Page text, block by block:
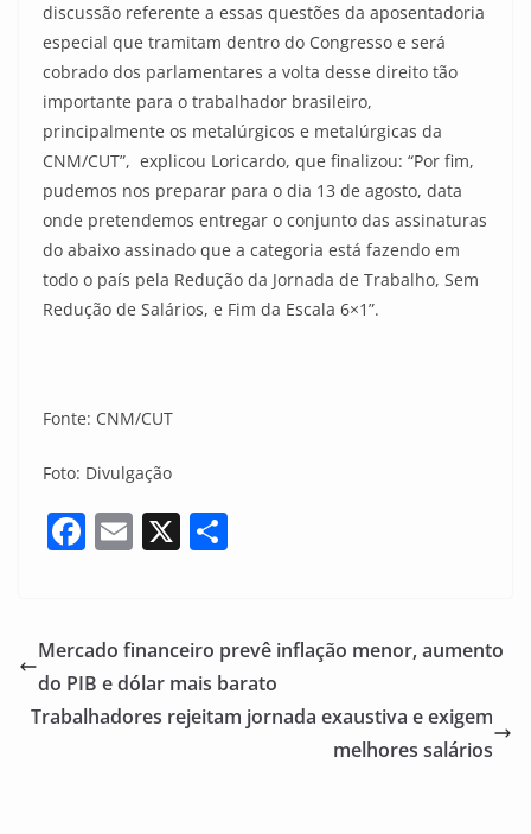
discussão referente a essas questões da aposentadoria
especial que tramitam dentro do Congresso e será
cobrado dos parlamentares a volta desse direito tão
importante para o trabalhador brasileiro,
principalmente os metalúrgicos e metalúrgicas da
CNM/CUT”, explicou Loricardo, que finalizou: “Por fim,
pudemos nos preparar para o dia 13 de agosto, data
onde pretendemos entregar o conjunto das assinaturas
do abaixo assinado que a categoria está fazendo em
todo o país pela Redução da Jornada de Trabalho, Sem
Redução de Salários, e Fim da Escala 6×1”.
Fonte: CNM/CUT
Foto: Divulgação
F
e
b
o
E
l
X
e
Mercado financeiro prevê inflação menor, aumento
do PIB e dólar mais barato
Trabalhadores rejeitam jornada exaustiva e exigem
melhores salários